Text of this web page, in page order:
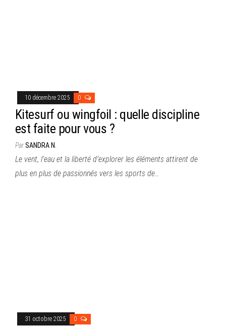
10 décembre 2025 0
Kitesurf ou wingfoil : quelle discipline
est faite pour vous ?
ParSANDRA N.
Le vent, l’eau et la liberté d’explorer les éléments attirent de
plus en plus de passionnés vers les sports de…
31 octobre 2025 0